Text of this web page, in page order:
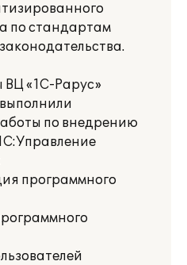
по стандартам
«1С-Рарус»
по внедрению
программного